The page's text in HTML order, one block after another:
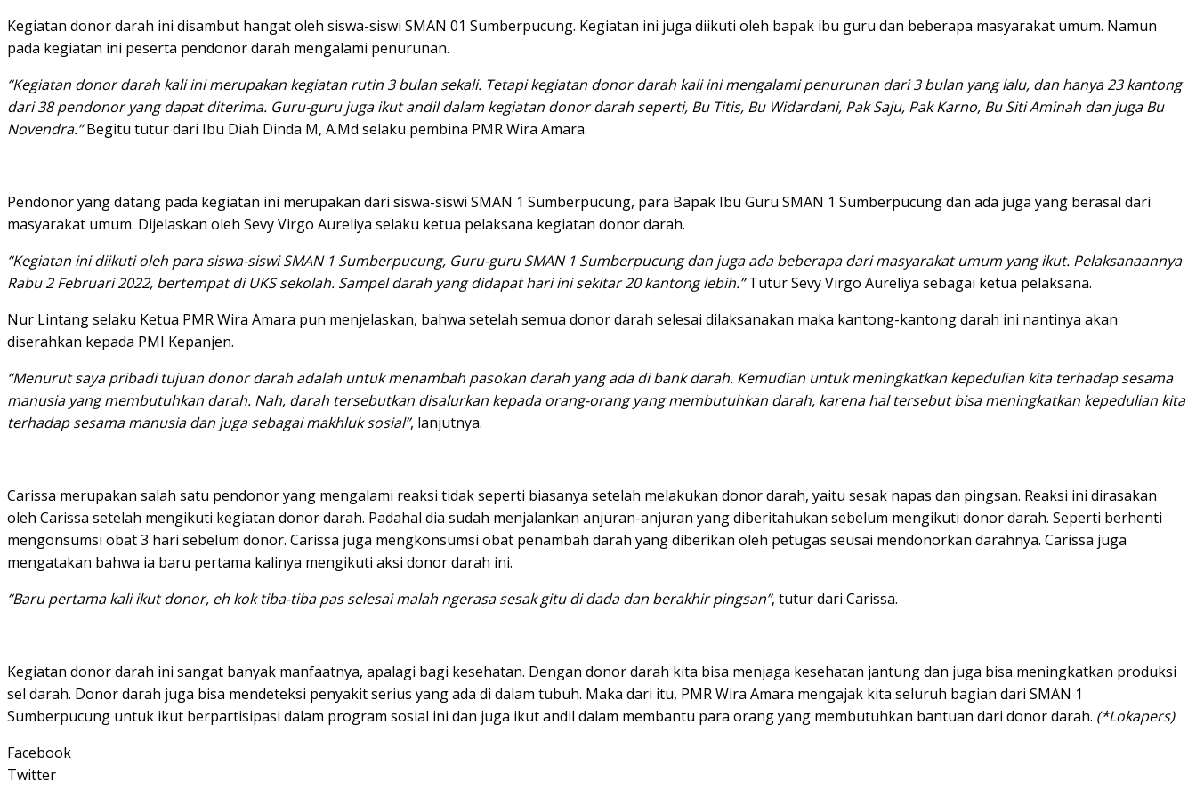
Kegiatan donor darah ini disambut hangat oleh siswa-siswi SMAN 01 Sumberpucung. Kegiatan ini juga diikuti oleh bapak ibu guru dan beberapa masyarakat umum. Namun
pada kegiatan ini peserta pendonor darah mengalami penurunan.
“Kegiatan donor darah kali ini merupakan kegiatan rutin 3 bulan sekali. Tetapi kegiatan donor darah kali ini mengalami penurunan dari 3 bulan yang lalu, dan hanya 23 kantong
dari 38 pendonor yang dapat diterima. Guru-guru juga ikut andil dalam kegiatan donor darah seperti, Bu Titis, Bu Widardani, Pak Saju, Pak Karno, Bu Siti Aminah dan juga Bu
Novendra.”Begitu tutur dari Ibu Diah Dinda M, A.Md selaku pembina PMR Wira Amara.
Pendonor yang datang pada kegiatan ini merupakan dari siswa-siswi SMAN 1 Sumberpucung, para Bapak Ibu Guru SMAN 1 Sumberpucung dan ada juga yang berasal dari
masyarakat umum. Dijelaskan oleh Sevy Virgo Aureliya selaku ketua pelaksana kegiatan donor darah.
“Kegiatan ini diikuti oleh para siswa-siswi SMAN 1 Sumberpucung, Guru-guru SMAN 1 Sumberpucung dan juga ada beberapa dari masyarakat umum yang ikut. Pelaksanaannya
Rabu 2 Februari 2022, bertempat di UKS sekolah. Sampel darah yang didapat hari ini sekitar 20 kantong lebih.”Tutur Sevy Virgo Aureliya sebagai ketua pelaksana.
Nur Lintang selaku Ketua PMR Wira Amara pun menjelaskan, bahwa setelah semua donor darah selesai dilaksanakan maka kantong-kantong darah ini nantinya akan
diserahkan kepada PMI Kepanjen.
“Menurut saya pribadi tujuan donor darah adalah untuk menambah pasokan darah yang ada di bank darah. Kemudian untuk meningkatkan kepedulian kita terhadap sesama
manusia yang membutuhkan darah. Nah, darah tersebutkan disalurkan kepada orang-orang yang membutuhkan darah, karena hal tersebut bisa meningkatkan kepedulian kita
terhadap sesama manusia dan juga sebagai makhluk sosial”, lanjutnya.
Carissa merupakan salah satu pendonor yang mengalami reaksi tidak seperti biasanya setelah melakukan donor darah, yaitu sesak napas dan pingsan. Reaksi ini dirasakan
oleh Carissa setelah mengikuti kegiatan donor darah. Padahal dia sudah menjalankan anjuran-anjuran yang diberitahukan sebelum mengikuti donor darah. Seperti berhenti
mengonsumsi obat 3 hari sebelum donor. Carissa juga mengkonsumsi obat penambah darah yang diberikan oleh petugas seusai mendonorkan darahnya. Carissa juga
mengatakan bahwa ia baru pertama kalinya mengikuti aksi donor darah ini.
“Baru pertama kali ikut donor, eh kok tiba-tiba pas selesai malah ngerasa sesak gitu di dada dan berakhir pingsan”, tutur dari Carissa.
Kegiatan donor darah ini sangat banyak manfaatnya, apalagi bagi kesehatan. Dengan donor darah kita bisa menjaga kesehatan jantung dan juga bisa meningkatkan produksi
sel darah. Donor darah juga bisa mendeteksi penyakit serius yang ada di dalam tubuh. Maka dari itu, PMR Wira Amara mengajak kita seluruh bagian dari SMAN 1
Sumberpucung untuk ikut berpartisipasi dalam program sosial ini dan juga ikut andil dalam membantu para orang yang membutuhkan bantuan dari donor darah. (*Lokapers)
Facebook
Twitter